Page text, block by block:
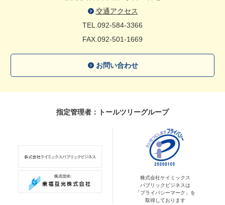
交通アクセス
TEL.092-584-3366
FAX.092-501-1669
お問い合わせ
指定管理者：トールツリーグループ
株式会社ケイミックス
パブリックビジネスは
「プライバシーマーク」を
取得しております